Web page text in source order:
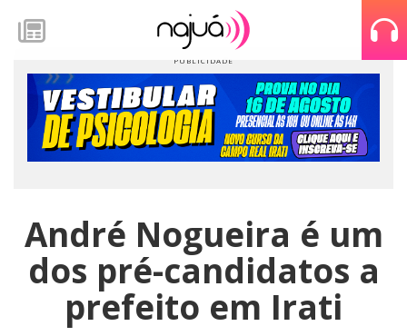
André Nogueira é um
dos pré-candidatos a
prefeito em Irati